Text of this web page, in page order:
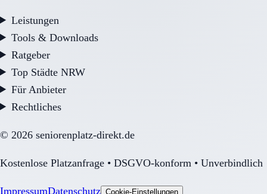
Leistungen
Tools & Downloads
Ratgeber
Top Städte NRW
Für Anbieter
Rechtliches
© 2026 seniorenplatz-direkt.de
Kostenlose Platzanfrage • DSGVO-konform • Unverbindlich
ImpressumDatenschutz Cookie-Einstellungen